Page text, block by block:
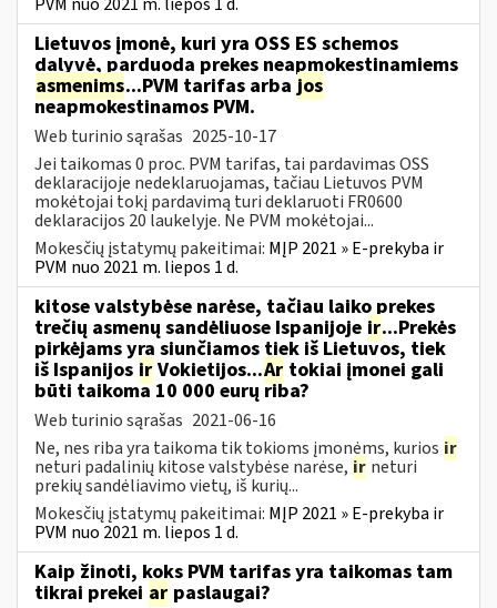
Lietuvos įmonė, kuri yra OSS ES schemos
dalyvė, parduoda prekes neapmokestinamiems
asmenims...PVM tarifas arba jos
neapmokestinamos PVM.
Web turinio sąrašas 2025-10-17
Jei taikomas 0 proc. PVM tarifas, tai pardavimas OSS
deklaracijoje nedeklaruojamas, tačiau Lietuvos PVM
mokėtojai tokį pardavimą turi deklaruoti FR0600
deklaracijos 20 laukelyje. Ne PVM mokėtojai...
Mokesčių įstatymų pakeitimai: MĮP 2021 » E-prekyba ir
PVM nuo 2021 m. liepos 1 d.
kitose valstybėse narėse, tačiau laiko prekes
trečių asmenų sandėliuose Ispanijoje ir...Prekės
pirkėjams yra siunčiamos tiek iš Lietuvos, tiek
iš Ispanijos ir Vokietijos...Ar tokiai įmonei gali
būti taikoma 10 000 eurų riba?
Web turinio sąrašas 2021-06-16
Ne, nes riba yra taikoma tik tokioms įmonėms, kurios ir
neturi padalinių kitose valstybėse narėse, ir neturi
prekių sandėliavimo vietų, iš kurių...
Mokesčių įstatymų pakeitimai: MĮP 2021 » E-prekyba ir
PVM nuo 2021 m. liepos 1 d.
Kaip žinoti, koks PVM tarifas yra taikomas tam
tikrai prekei ar paslaugai?